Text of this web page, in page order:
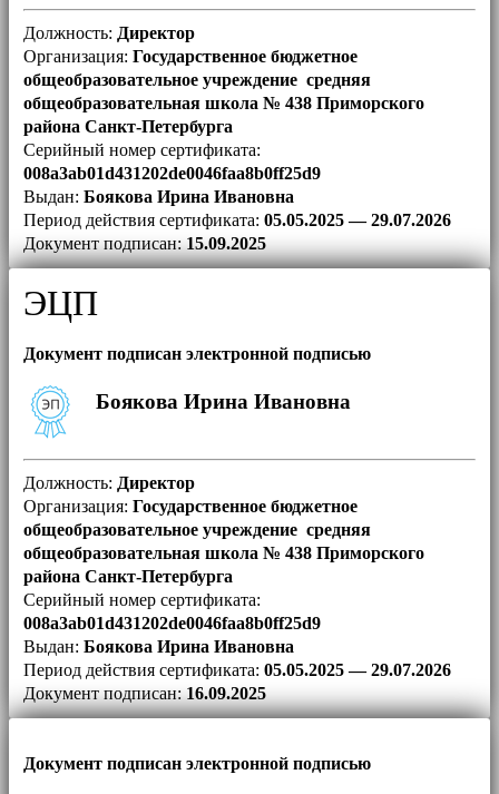
Должность: Директор
Организация: Государственное бюджетное
общеобразовательное учреждение средняя
общеобразовательная школа № 438 Приморского
района Санкт-Петербурга
Серийный номер сертификата:
008a3ab01d431202de0046faa8b0ff25d9
Выдан: Боякова Ирина Ивановна
Период действия сертификата: 05.05.2025 — 29.07.2026
Документ подписан: 15.09.2025
ЭЦП
Документ подписан электронной подписью
Боякова Ирина Ивановна
Должность: Директор
Организация: Государственное бюджетное
общеобразовательное учреждение средняя
общеобразовательная школа № 438 Приморского
района Санкт-Петербурга
Серийный номер сертификата:
008a3ab01d431202de0046faa8b0ff25d9
Выдан: Боякова Ирина Ивановна
Период действия сертификата: 05.05.2025 — 29.07.2026
Документ подписан:16.09.2025
Документ подписан электронной подписью